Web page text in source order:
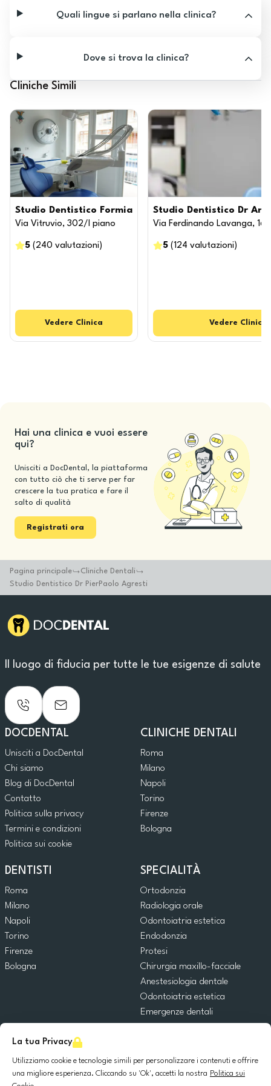
La tua Privacy
Utilizziamo cookie e tecnologie simili per personalizzare i contenuti e offrire
una migliore esperienza. Cliccando su 'Ok', accetti la nostra Politica sui
Quali lingue si parlano nella clinica?
Dove si trova la clinica?
Cliniche Simili
Studio Dentistico Formia
Via Vitruvio, 302/I piano
5 ( 240 valutazioni )
Vedere Clinica
Studio Dentistico Dr
Via Ferdinando Lavanga, 169
5 (124 valutazioni )
Vedere Clinica
Hai una clinica e vuoi essere
qui?
Unisciti a DocDental, la piattaforma
con tutto ciò che ti serve per far
crescere la tua pratica e fare il
salto di qualità
Registrati ora
Pagina principale
Cliniche Dentali
Studio Dentistico Dr PierPaolo Agresti
Il luogo di fiducia per tutte le tue esigenze di salute
DOCDENTAL
Unisciti a DocDental
Chi siamo
Blog di DocDental
Contatto
Politica sulla privacy
Termini e condizioni
Politica sui cookie
CLINICHE DENTALI
Roma
Milano
Napoli
Torino
Firenze
Bologna
DENTISTI
Roma
Milano
Napoli
Torino
Firenze
Bologna
SPECIALITÀ
Ortodonzia
Radiologia orale
Odontoiatria estetica
Endodonzia
Protesi
Chirurgia maxillo-facciale
Anestesiologia dentale
Odontoiatria estetica
Emergenze dentali
Chirurgia orale
Implantologia dentale